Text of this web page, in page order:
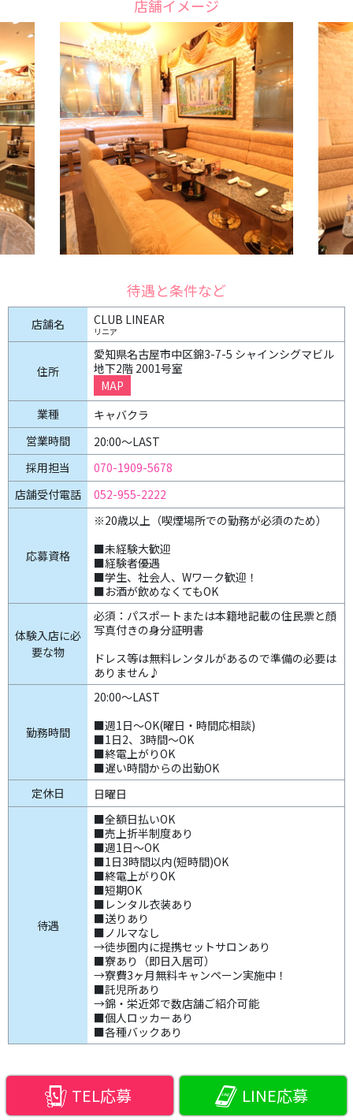
店舗イメージ
待遇と条件など
店舗名 CLUB LINEAR
リニア
住所
愛知県名古屋市中区錦3-7-5 シャインシグマビル
地下2階 2001号室
MAP
業種
キャバクラ
営業時間
20:00〜LAST
採用担当
070-1909-5678
店舗受付電話
052-955-2222
応募資格
※20歳以上（喫煙場所での勤務が必須のため）
■未経験大歓迎
■経験者優遇
■学生、社会人、Wワーク歓迎！
■お酒が飲めなくてもOK
体験入店に必
要な物
必須：パスポートまたは本籍地記載の住民票と顔
写真付きの身分証明書
ドレス等は無料レンタルがあるので準備の必要は
ありません♪
勤務時間
20:00～LAST
■週1日～OK(曜日・時間応相談)
■1日2、3時間～OK
■終電上がりOK
■遅い時間からの出勤OK
定休日
日曜日
待遇
■全額日払いOK
■売上折半制度あり
■週1日～OK
■1日3時間以内(短時間)OK
■終電上がりOK
■短期OK
■レンタル衣装あり
■送りあり
■ノルマなし
→徒歩圏内に提携セットサロンあり
■寮あり（即日入居可）
→寮費3ヶ月無料キャンペーン実施中！
■託児所あり
→錦・栄近郊で数店舗ご紹介可能
■個人ロッカーあり
■各種バックあり
TEL応募
LINE応募